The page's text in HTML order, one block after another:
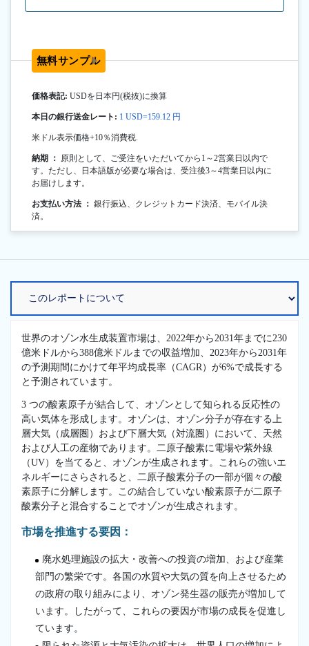
無料サンプル
価格表記: USDを日本円(税抜)に換算
本日の銀行送金レート: 1 USD=159.12 円
米ドル表示価格+10％消費税.
納期 ： 原則として、ご受注をいただいてから1～2営業日以内で
す。ただし、日本語版が必要な場合は、受注後3～4営業日以内に
お届けします。
お支払い方法 ： 銀行振込、クレジットカード決済、モバイル決
済。
世界のオゾン水生成装置市場は、2022年から2031年までに230
億米ドルから388億米ドルまでの収益増加、2023年から2031年
の予測期間にかけて年平均成長率（CAGR）が6%で成長する
と予測されています。
3 つの酸素原子が結合して、オゾンとして知られる反応性の
高い気体を形成します。オゾンは、オゾン分子が存在する上
層大気（成層圏）および下層大気（対流圏）において、天然
および人工の産物であります。二原子酸素に電場や紫外線
（UV）を当てると、オゾンが生成されます。これらの強いエ
ネルギーにさらされると、二原子酸素分子の一部が個々の酸
素原子に分解します。この結合していない酸素原子が二原子
酸素分子と混合することでオゾンが生成されます。
市場を推進する要因：
廃水処理施設の拡大・改善への投資の増加、および産業
部門の繁栄です。各国の水質や大気の質を向上させるため
の政府の取り組みにより、オゾン発生器の販売が増加して
います。したがって、これらの要因が市場の成長を促進し
ています。